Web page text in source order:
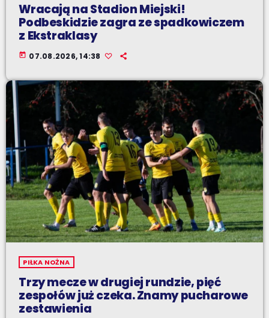
Wracają na Stadion Miejski!
Podbeskidzie zagra ze spadkowiczem
z Ekstraklasy
today 07.08.2026, 14:38
PIŁKA NOŻNA
Trzy mecze w drugiej rundzie, pięć
zespołów już czeka. Znamy pucharowe
zestawienia